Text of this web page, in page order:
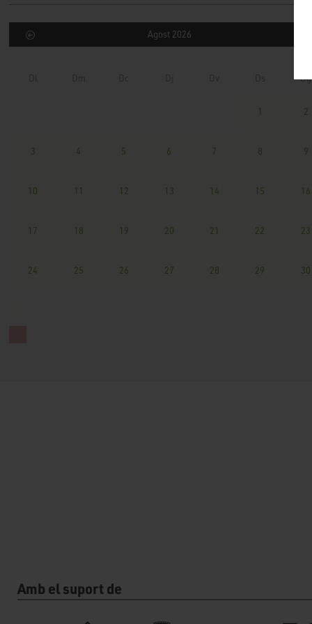
Agost 2026
Dg
1 2
3 4 5 6 7 8 9
10 11 12 13 14 15 16
17 18 19 20 21 22 23
24 25 26 27 28 29 30
Amb el suport de